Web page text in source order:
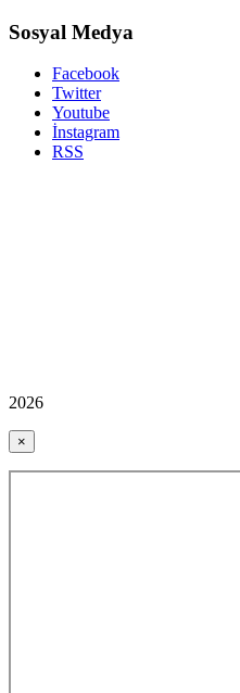
Sosyal Medya
Facebook
Twitter
Youtube
İnstagram
RSS
2026
×